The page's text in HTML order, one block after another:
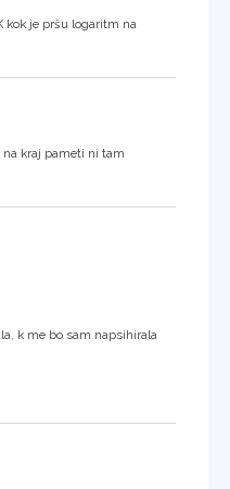
kok je pršu logaritm na
kraj pameti ni tam
k me bo sam napsihirala